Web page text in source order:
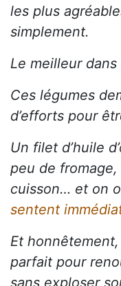
les plus
simplement.
Le meilleur
Ces légumes
d’efforts pour
Un filet d’huile
peu de
cuisson… et on
sentent
Et
parfait pour
sans exploser